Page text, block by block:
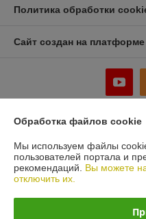
Политика обработки
Сайт создан на
Юридическое лицо:ООО
220047, Республика Беларусь,
Стиклево, ул. Восточная, д.4, к.5
Обработка файлов cookie
Мы используем файлы
пользователей портала и
рекомендаций. Вы можете
отключить их.